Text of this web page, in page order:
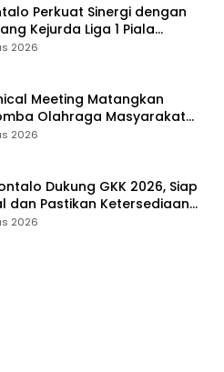
Perkuat Sinergi dengan
Kejurda Liga 1 Piala
2026
Meeting Matangkan
Olahraga Masyarakat
Gorontalo
2026
Dukung GKK 2026, Siap
dan Pastikan Ketersediaan
2026